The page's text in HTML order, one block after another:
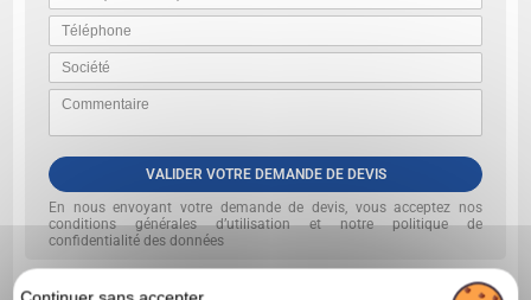
VALIDER VOTRE DEMANDE DE DEVIS
En nous envoyant votre demande de devis, vous acceptez nos
conditions générales d’utilisation et notre politique de
confidentialité des données